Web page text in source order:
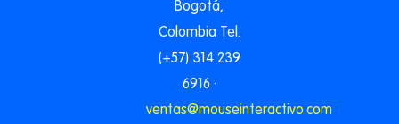
Bogotá,
Colombia Tel.
(+57) 314 239
6916 ·
ventas@mouseinteractivo.com